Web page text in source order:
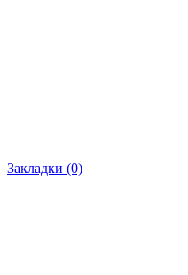
Закладки (0)